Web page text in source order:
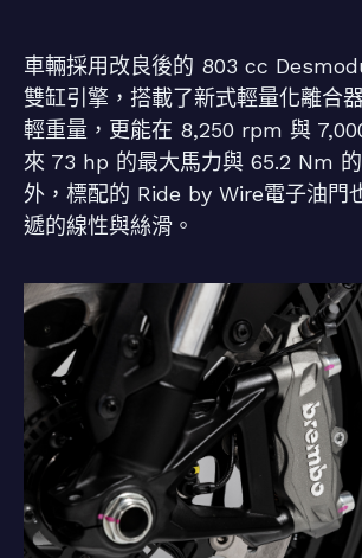
車輛採用改良後的 803 cc
雙缸引擎，搭載了新式輕量化離合
輕重量，更能在 8,250 rpm 與
來 73 hp 的最大馬力與 65.2 Nm
外，標配的 Ride by Wire電子油門
遞的線性與絲滑。